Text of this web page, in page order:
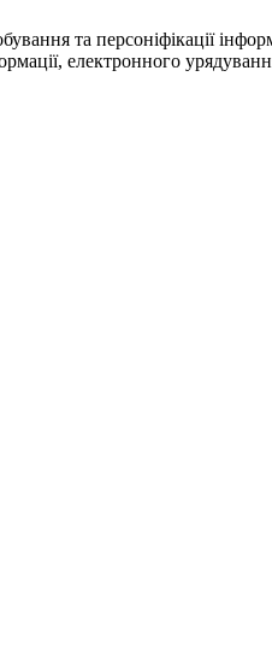
та персоніфікації
електронного